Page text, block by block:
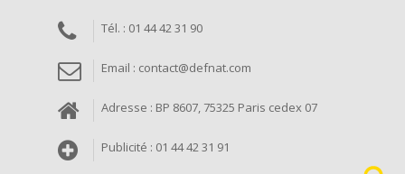
Tél. : 01 44 42 31 90
Email : contact@defnat.com
Adresse : BP 8607, 75325 Paris cedex 07
Publicité : 01 44 42 31 91